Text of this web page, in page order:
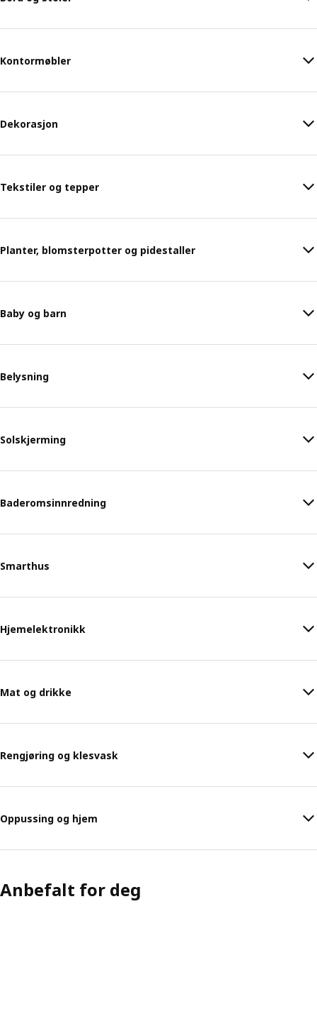
Kontormøbler
Dekorasjon
Tekstiler og tepper
Planter, blomsterpotter og pidestaller
Baby og barn
Belysning
Solskjerming
Baderomsinnredning
Smarthus
Hjemelektronikk
Mat og drikke
Rengjøring og klesvask
Oppussing og hjem
Anbefalt for deg